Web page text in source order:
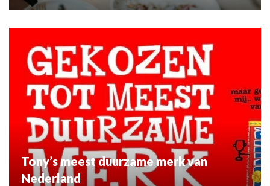
Tony’s meest duurzame merk van
Nederland